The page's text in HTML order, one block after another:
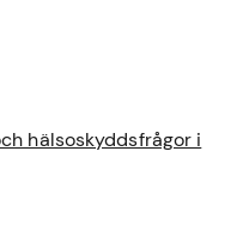
hälsoskyddsfrågor i